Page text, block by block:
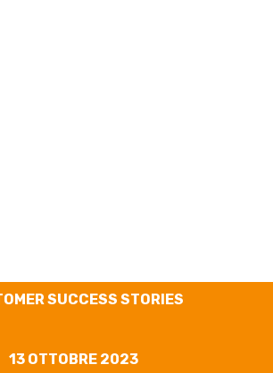
SUCCESS STORIES
13 OTTOBRE 2023